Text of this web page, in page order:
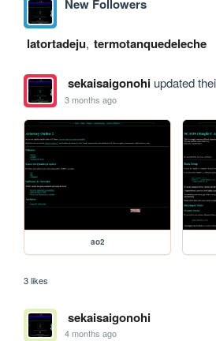
New Followers
latortadeju, termotanquedeleche
sekaisaigonohiupdated
3 months ago
ao2
3 likes
sekaisaigonohi
4 months ago